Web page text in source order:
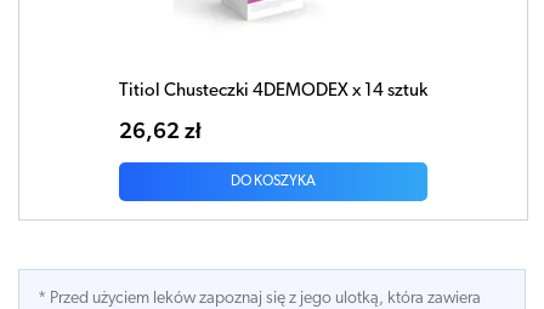
Titiol Chusteczki 4DEMODEX x 14 sztuk
26,62 zł
DO KOSZYKA
* Przed użyciem leków zapoznaj się z jego ulotką, która zawiera